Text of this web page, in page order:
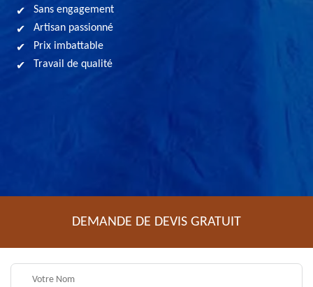
Sans engagement
Artisan passionné
Prix imbattable
Travail de qualité
DEMANDE DE DEVIS GRATUIT